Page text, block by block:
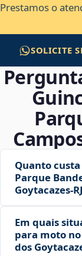
Prestamos o
SOLICITE
Quanto
Parque
Em quais
para moto
dos